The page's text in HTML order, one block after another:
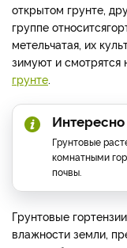
открытом грунте,
группе относится
метельчатая, их
зимуют и смотрятся
грунте
Интересно
Грунтовые
комнатными
почвы.
Грунтовые
влажности земли,